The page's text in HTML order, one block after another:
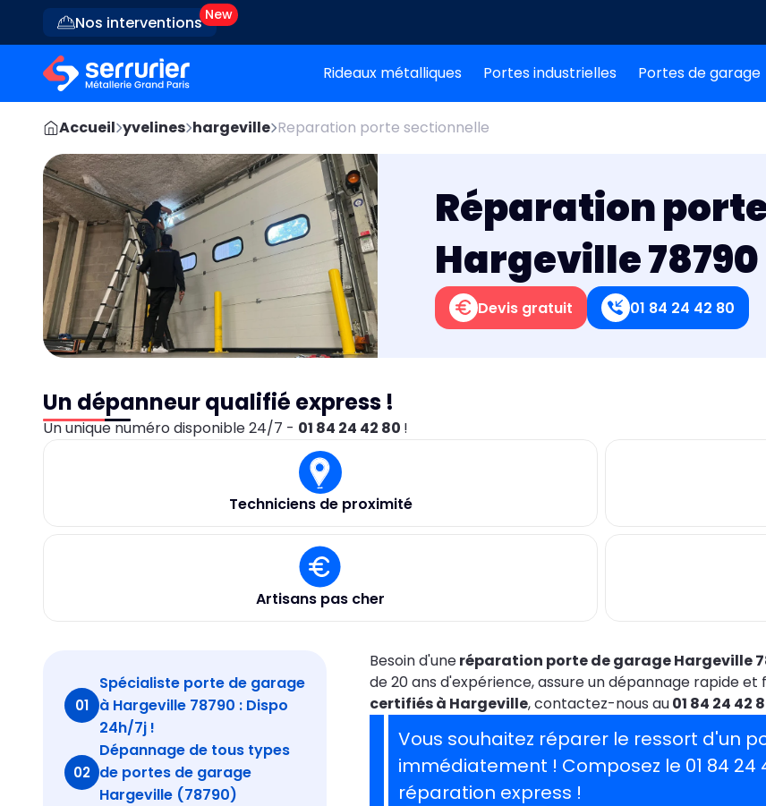
Nos interventions
Rideaux métalliques Portes industrielles Portes de garage
Accueil yvelines hargeville Reparation porte sectionnelle
Réparation
Hargeville 78790
Devis gratuit 01 84 24 42 80
Un dépanneur qualifié express !
Un unique numéro disponible 24/7 - 01 84 24 42 80 !
Techniciens de proximité
Artisans pas cher
01
Spécialiste porte de garage
à Hargeville 78790 : Dispo
24h/7j !
02
Dépannage de tous types
de portes de garage
Hargeville (78790)
Besoin d'uneréparation porte de garage Hargeville
de 20 ans d'expérience, assure un dépannage rapide
certifiés à Hargeville, contactez-nous au01 84 24 42
Vous souhaitez réparer le ressort d'un
immédiatement ! Composez le 01 84 24
réparation express !